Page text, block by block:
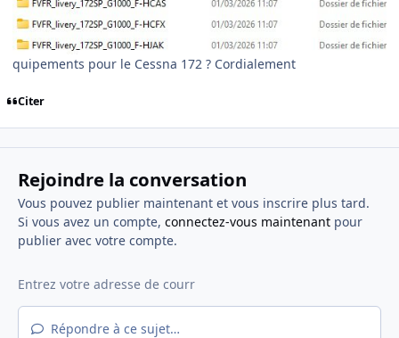
quipements pour le Cessna 172 ? Cordialement
Citer
Rejoindre la conversation
Vous pouvez publier maintenant et vous inscrire plus tard.
Si vous avez un compte, connectez-vous maintenantpour
publier avec votre compte.
Répondre à ce sujet…